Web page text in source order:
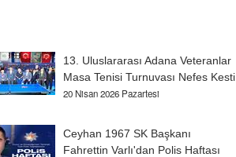
13. Uluslararası Adana Veteranlar
Masa Tenisi Turnuvası Nefes Kesti
20 Nisan 2026 Pazartesi
Ceyhan 1967 SK Başkanı
Fahrettin Varlı'dan Polis Haftası